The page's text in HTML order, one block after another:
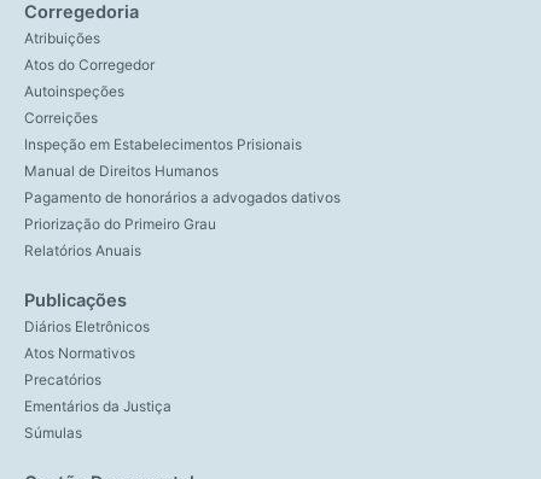
Corregedoria
Atribuições
Atos do Corregedor
Autoinspeções
Correições
Inspeção em Estabelecimentos Prisionais
Manual de Direitos Humanos
Pagamento de honorários a advogados dativos
Priorização do Primeiro Grau
Relatórios Anuais
Publicações
Diários Eletrônicos
Atos Normativos
Precatórios
Ementários da Justiça
Súmulas